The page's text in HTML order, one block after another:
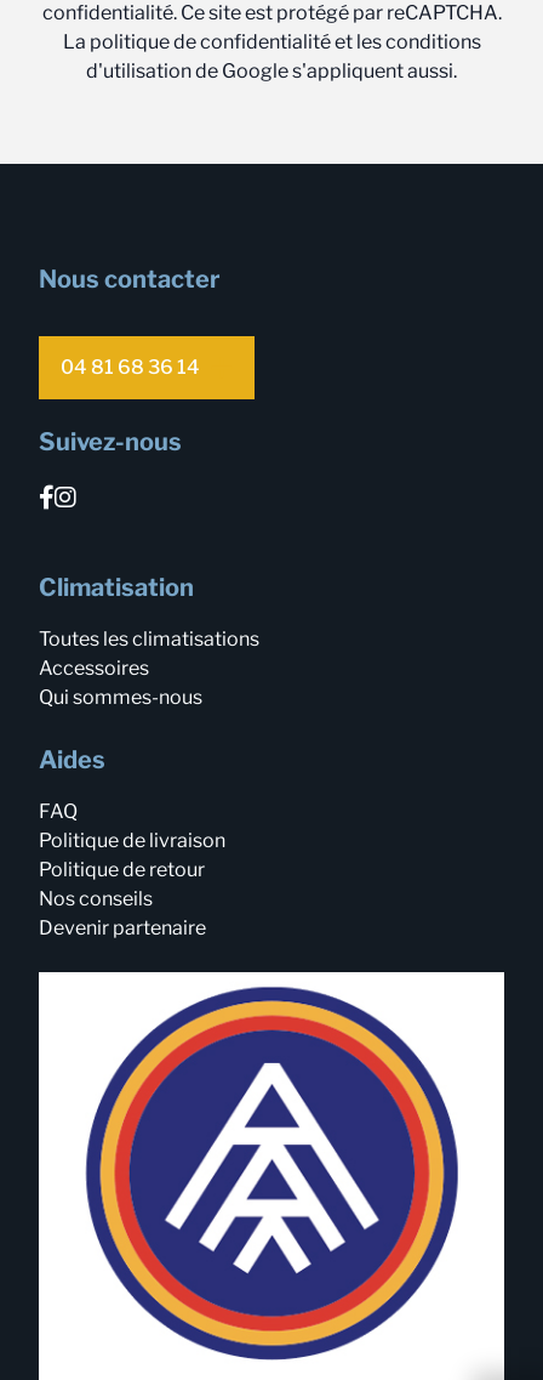
confidentialité. Ce site est protégé par reCAPTCHA.
La politique de confidentialité et les conditions
d'utilisation de Google s'appliquent aussi.
Nous contacter
04 81 68 36 14
Suivez-nous
Climatisation
Toutes les climatisations
Accessoires
Qui sommes-nous
Aides
FAQ
Politique de livraison
Politique de retour
Nos conseils
Devenir partenaire